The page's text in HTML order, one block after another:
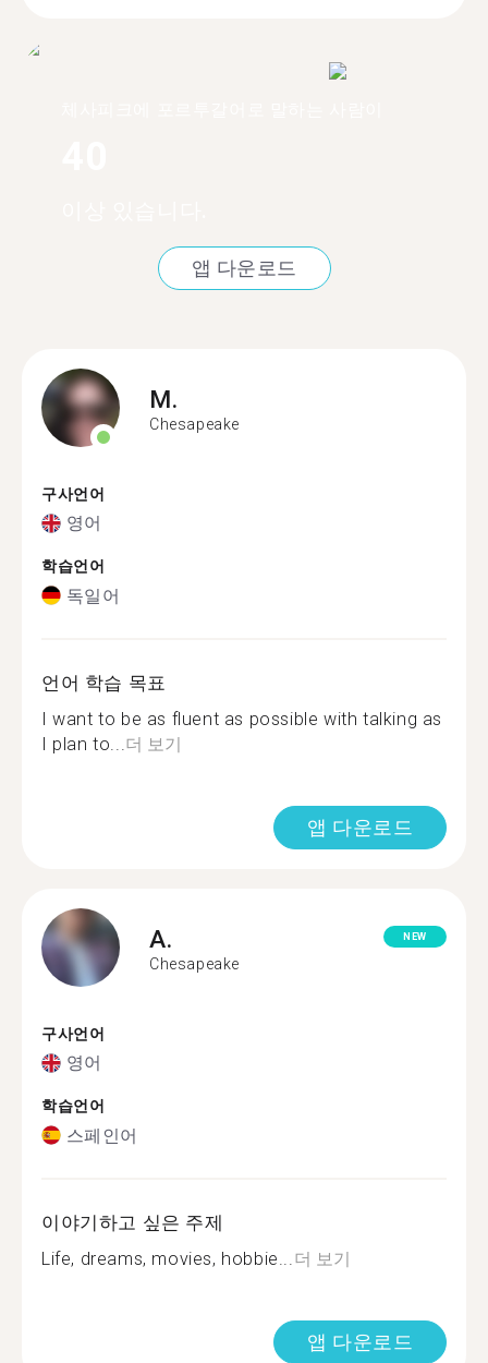
앱 다운로드
M.
Chesapeake
구사언어
영어
학습언어
독일어
언어 학습 목표
I want to be as fluent as possible with talking as
I plan to... 더 보기
앱 다운로드
A.
Chesapeake
NEW
구사언어
영어
학습언어
스페인어
이야기하고 싶은 주제
Life, dreams, movies, hobbie... 더 보기
앱 다운로드